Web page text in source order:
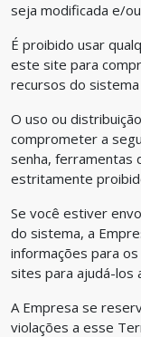
seja modificada e/
É proibido usar
este site para
recursos do
O uso ou
comprometer a
senha, ferramentas
estritamente
Se você estiver
do sistema, a
informações para
sites para ajudá-los
A Empresa se
violações a esse